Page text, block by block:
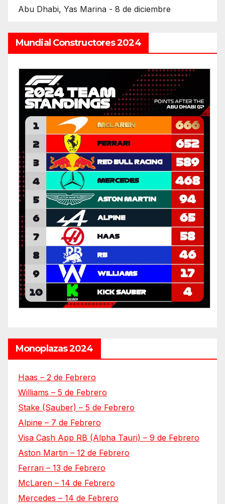
Abu Dhabi, Yas Marina - 8 de diciembre
Mundial Constructores 2024
Monoplazas 2024
Haas – 2 de Febrero
Williams – 5 de Febrero
Stake (Sauber) – 5 de Febrero
Alpine – 7 de Febrero
Visa Cash App RB (Alpha Tauri) – 9 de Febrero
Aston Martin – 12 de Febrero
Ferrari – 13 de Febrero
McLaren – 14 de Febrero
Mercedes – 14 de Febrero